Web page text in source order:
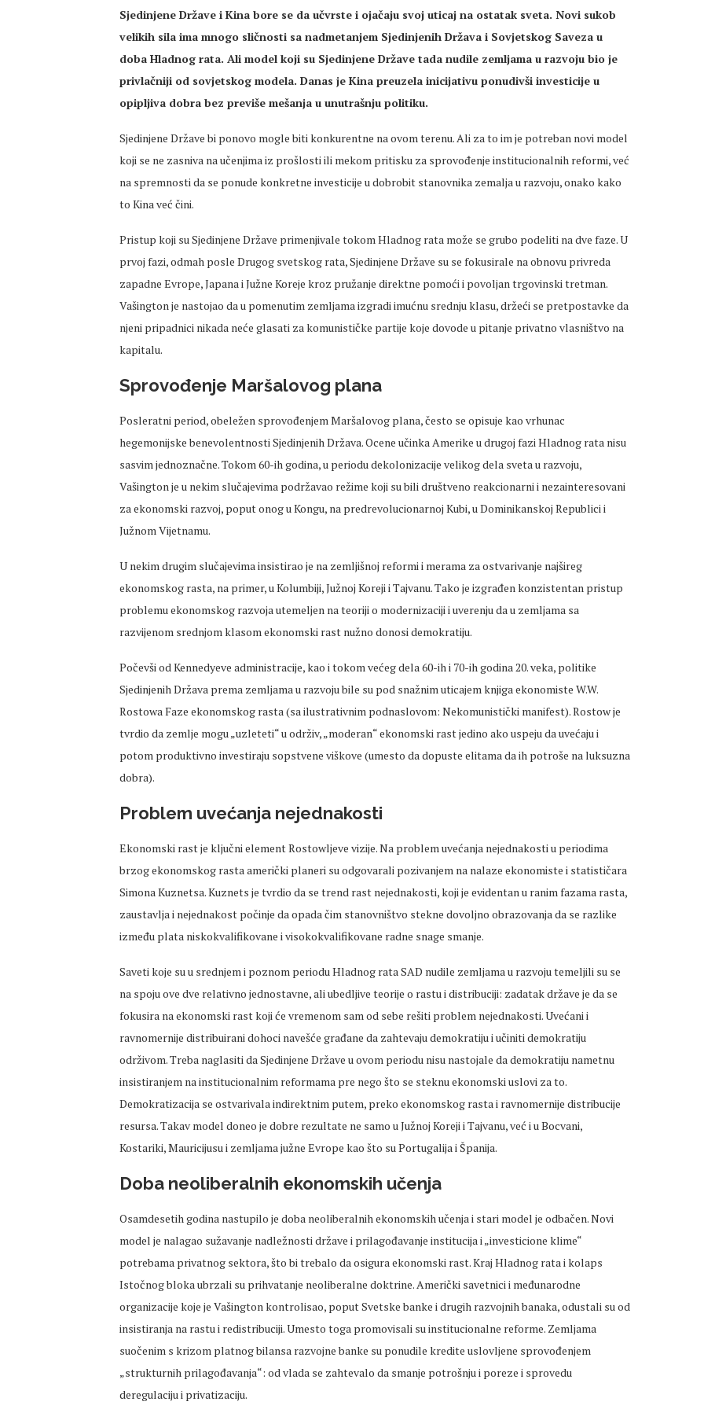
Sjedinjene Države i Kina bore se da učvrste i ojačaju svoj uticaj na ostatak sveta. Novi sukob
velikih sila ima mnogo sličnosti sa nadmetanjem Sjedinjenih Država i Sovjetskog Saveza u
doba Hladnog rata. Ali model koji su Sjedinjene Države tada nudile zemljama u razvoju bio je
privlačniji od sovjetskog modela. Danas je Kina preuzela inicijativu ponudivši investicije u
opipljiva dobra bez previše mešanja u unutrašnju politiku.
Sjedinjene Države bi ponovo mogle biti konkurentne na ovom terenu. Ali za to im je potreban novi model
koji se ne zasniva na učenjima iz prošlosti ili mekom pritisku za sprovođenje institucionalnih reformi, već
na spremnosti da se ponude konkretne investicije u dobrobit stanovnika zemalja u razvoju, onako kako
to Kina već čini.
Pristup koji su Sjedinjene Države primenjivale tokom Hladnog rata može se grubo podeliti na dve faze. U
prvoj fazi, odmah posle Drugog svetskog rata, Sjedinjene Države su se fokusirale na obnovu privreda
zapadne Evrope, Japana i Južne Koreje kroz pružanje direktne pomoći i povoljan trgovinski tretman.
Vašington je nastojao da u pomenutim zemljama izgradi imućnu srednju klasu, držeći se pretpostavke da
njeni pripadnici nikada neće glasati za komunističke partije koje dovode u pitanje privatno vlasništvo na
kapitalu.
Sprovođenje Maršalovog plana
Posleratni period, obeležen sprovođenjem Maršalovog plana, često se opisuje kao vrhunac
hegemonijske benevolentnosti Sjedinjenih Država. Ocene učinka Amerike u drugoj fazi Hladnog rata nisu
sasvim jednoznačne. Tokom 60-ih godina, u periodu dekolonizacije velikog dela sveta u razvoju,
Vašington je u nekim slučajevima podržavao režime koji su bili društveno reakcionarni i nezainteresovani
za ekonomski razvoj, poput onog u Kongu, na predrevolucionarnoj Kubi, u Dominikanskoj Republici i
Južnom Vijetnamu.
U nekim drugim slučajevima insistirao je na zemljišnoj reformi i merama za ostvarivanje najšireg
ekonomskog rasta, na primer, u Kolumbiji, Južnoj Koreji i Tajvanu. Tako je izgrađen konzistentan pristup
problemu ekonomskog razvoja utemeljen na teoriji o modernizaciji i uverenju da u zemljama sa
razvijenom srednjom klasom ekonomski rast nužno donosi demokratiju.
Počevši od Kennedyeve administracije, kao i tokom većeg dela 60-ih i 70-ih godina 20. veka, politike
Sjedinjenih Država prema zemljama u razvoju bile su pod snažnim uticajem knjiga ekonomiste W.W.
Rostowa Faze ekonomskog rasta (sa ilustrativnim podnaslovom: Nekomunistički manifest). Rostow je
tvrdio da zemlje mogu „uzleteti“ u održiv, „moderan“ ekonomski rast jedino ako uspeju da uvećaju i
potom produktivno investiraju sopstvene viškove (umesto da dopuste elitama da ih potroše na luksuzna
dobra).
Problem uvećanja nejednakosti
Ekonomski rast je ključni element Rostowljeve vizije. Na problem uvećanja nejednakosti u periodima
brzog ekonomskog rasta američki planeri su odgovarali pozivanjem na nalaze ekonomiste i statističara
Simona Kuznetsa. Kuznets je tvrdio da se trend rast nejednakosti, koji je evidentan u ranim fazama rasta,
zaustavlja i nejednakost počinje da opada čim stanovništvo stekne dovoljno obrazovanja da se razlike
između plata niskokvalifikovane i visokokvalifikovane radne snage smanje.
Saveti koje su u srednjem i poznom periodu Hladnog rata SAD nudile zemljama u razvoju temeljili su se
na spoju ove dve relativno jednostavne, ali ubedljive teorije o rastu i distribuciji: zadatak države je da se
fokusira na ekonomski rast koji će vremenom sam od sebe rešiti problem nejednakosti. Uvećani i
ravnomernije distribuirani dohoci navešće građane da zahtevaju demokratiju i učiniti demokratiju
održivom. Treba naglasiti da Sjedinjene Države u ovom periodu nisu nastojale da demokratiju nametnu
insistiranjem na institucionalnim reformama pre nego što se steknu ekonomski uslovi za to.
Demokratizacija se ostvarivala indirektnim putem, preko ekonomskog rasta i ravnomernije distribucije
resursa. Takav model doneo je dobre rezultate ne samo u Južnoj Koreji i Tajvanu, već i u Bocvani,
Kostariki, Mauricijusu i zemljama južne Evrope kao što su Portugalija i Španija.
Doba neoliberalnih ekonomskih učenja
Osamdesetih godina nastupilo je doba neoliberalnih ekonomskih učenja i stari model je odbačen. Novi
model je nalagao sužavanje nadležnosti države i prilagođavanje institucija i „investicione klime“
potrebama privatnog sektora, što bi trebalo da osigura ekonomski rast. Kraj Hladnog rata i kolaps
Istočnog bloka ubrzali su prihvatanje neoliberalne doktrine. Američki savetnici i međunarodne
organizacije koje je Vašington kontrolisao, poput Svetske banke i drugih razvojnih banaka, odustali su od
insistiranja na rastu i redistribuciji. Umesto toga promovisali su institucionalne reforme. Zemljama
suočenim s krizom platnog bilansa razvojne banke su ponudile kredite uslovljene sprovođenjem
„strukturnih prilagođavanja“: od vlada se zahtevalo da smanje potrošnju i poreze i sprovedu
deregulaciju i privatizaciju.